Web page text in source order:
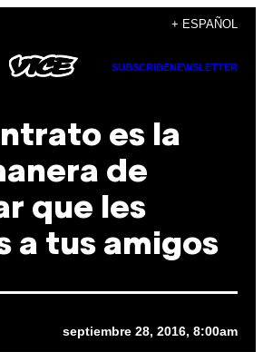
+ ESPAÑOL
SUBSCRIBENEWSLETTER
es la
de
que les
a tus amigos
septiembre 28, 2016, 8:00am